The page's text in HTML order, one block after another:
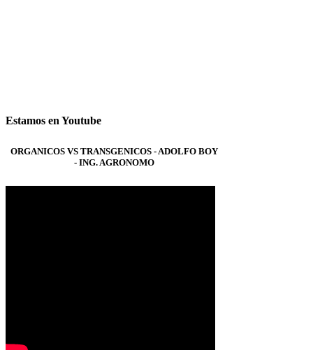
Estamos en Youtube
ORGANICOS VS TRANSGENICOS - ADOLFO BOY
- ING. AGRONOMO